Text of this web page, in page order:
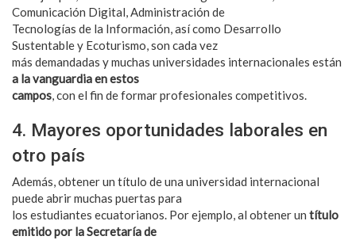
Comunicación Digital, Administración de
Tecnologías de la Información, así como Desarrollo
Sustentable y Ecoturismo, son cada vez
más demandadas y muchas universidades internacionales están
a la vanguardia en estos
campos, con el fin de formar profesionales competitivos.
4. Mayores oportunidades laborales en
otro país
Además, obtener un título de una universidad internacional
puede abrir muchas puertas para
los estudiantes ecuatorianos. Por ejemplo, al obtener un título
emitido por la Secretaría de